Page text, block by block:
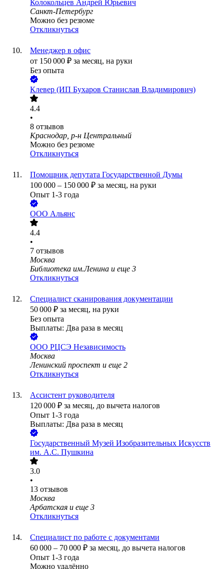
Колокольцев Андрей Юрьевич
Санкт-Петербург
Можно без резюме
Откликнуться
Менеджер в офис
от 150 000 ₽ за месяц, на руки
Без опыта
Клевер (ИП Бухаров Станислав Владимирович)
4.4
•
8 отзывов
Краснодар, р-н Центральный
Можно без резюме
Откликнуться
Помощник депутата Государственной Думы
100 000 – 150 000 ₽ за месяц, на руки
Опыт 1-3 года
ООО Альянс
4.4
•
7 отзывов
Москва
Библиотека им.Ленина и еще 3
Откликнуться
Специалист сканирования документации
50 000 ₽ за месяц, на руки
Без опыта
Выплаты: Два раза в месяц
ООО РЦСЭ Независимость
Москва
Ленинский проспект и еще 2
Откликнуться
Ассистент руководителя
120 000 ₽ за месяц, до вычета налогов
Опыт 1-3 года
Выплаты: Два раза в месяц
Государственный Музей Изобразительных Искусств
им. А.С. Пушкина
3.0
•
13 отзывов
Москва
Арбатская и еще 3
Откликнуться
Специалист по работе с документами
60 000 – 70 000 ₽ за месяц, до вычета налогов
Опыт 1-3 года
Можно удалённо